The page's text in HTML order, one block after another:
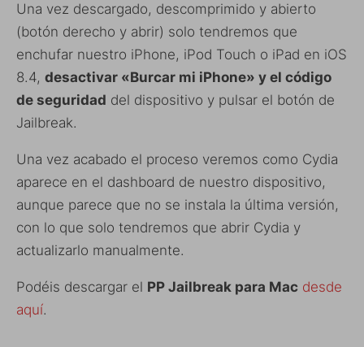
Una vez descargado, descomprimido y abierto
(botón derecho y abrir) solo tendremos que
enchufar nuestro iPhone, iPod Touch o iPad en iOS
8.4, desactivar «Burcar mi iPhone» y el código
de seguridad del dispositivo y pulsar el botón de
Jailbreak.
Una vez acabado el proceso veremos como Cydia
aparece en el dashboard de nuestro dispositivo,
aunque parece que no se instala la última versión,
con lo que solo tendremos que abrir Cydia y
actualizarlo manualmente.
Podéis descargar el PP Jailbreak para Mac desde
aquí.